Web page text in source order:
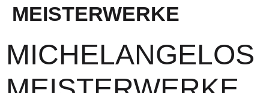
MEISTERWERKE
MICHELANGELOS